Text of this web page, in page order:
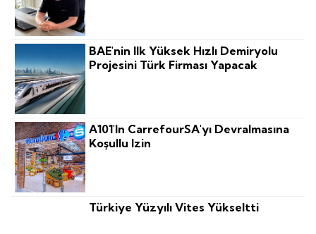
BAE'nin Ilk Yüksek Hızlı Demiryolu
Projesini Türk Firması Yapacak
A101'in CarrefourSA'yı Devralmasına
Koşullu Izin
Türkiye Yüzyılı Vites Yükseltti